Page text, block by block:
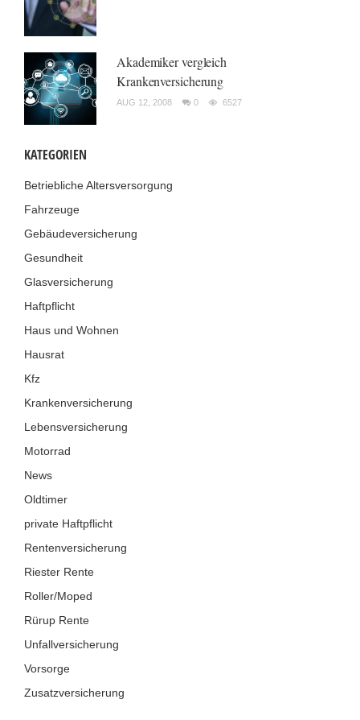
Akademiker vergleich
Krankenversicherung
AUG 12, 2008 0 6527
KATEGORIEN
Betriebliche Altersversorgung
Fahrzeuge
Gebäudeversicherung
Gesundheit
Glasversicherung
Haftpflicht
Haus und Wohnen
Hausrat
Kfz
Krankenversicherung
Lebensversicherung
Motorrad
News
Oldtimer
private Haftpflicht
Rentenversicherung
Riester Rente
Roller/Moped
Rürup Rente
Unfallversicherung
Vorsorge
Zusatzversicherung